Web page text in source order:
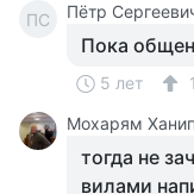
ПС Пётр
Пока
5 лет
1
Мохарям
тогда не
вилами